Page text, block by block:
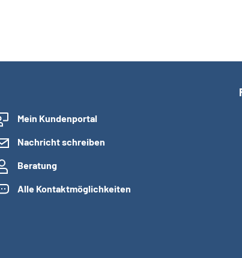
Mein Kundenportal
Nachricht schreiben
Beratung
Alle Kontaktmöglichkeiten